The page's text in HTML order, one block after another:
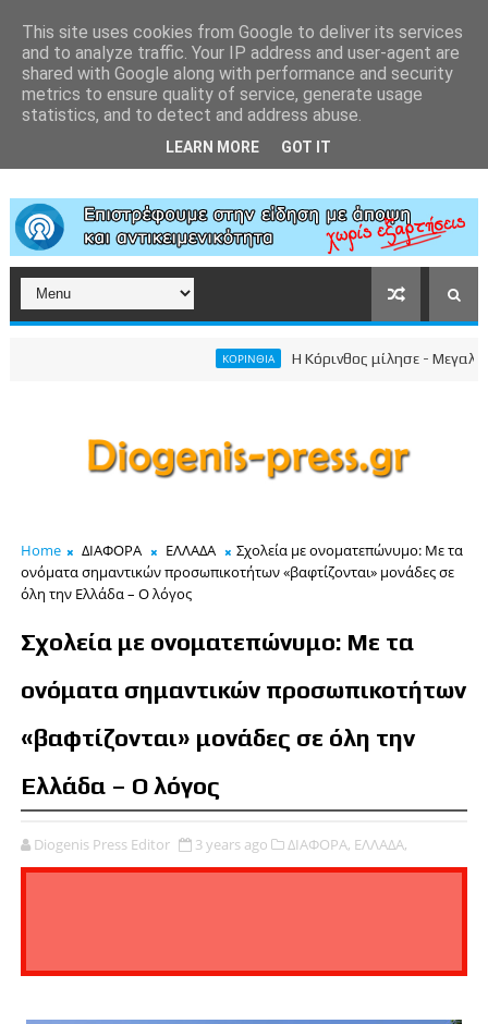
ΚΟΡΙΝΘΙΑ Η Κόρινθος μίλησε -
Home ΔΙΑΦΟΡΑ ΕΛΛΑΔΑ
Σχολεία με ονοματεπώνυμο: Με τα
ονόματα σημαντικών προσωπικοτήτων «βαφτίζονται» μονάδες σε
όλη την Ελλάδα – Ο λόγος
Σχολεία με ονοματεπώνυμο: Με τα
ονόματα σημαντικών προσωπικοτήτων
«βαφτίζονται» μονάδες σε όλη την
Ελλάδα – Ο λόγος
Diogenis Press Editor 3 years ago ΔΙΑΦΟΡΑ, ΕΛΛΑΔΑ,
This site uses cookies from Google to deliver its services
and to analyze traffic. Your IP address and user-agent are
shared with Google along with performance and security
metrics to ensure quality of service, generate usage
statistics, and to detect and address abuse.
LEARN MORE GOT IT